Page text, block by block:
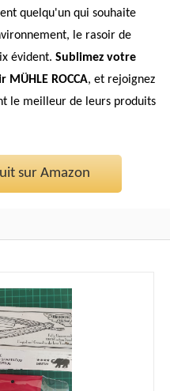
quelqu'un qui souhaite
le rasoir de
évident. Sublimez votre
ROCCA, et rejoignez
le meilleur de leurs produits
sur Amazon